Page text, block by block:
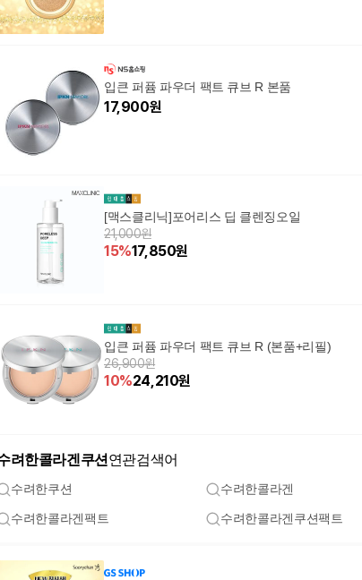
입큰 퍼퓸 파우더 팩트 큐브 R 본품
17,900원
[맥스클리닉]포어리스 딥 클렌징오일
21,000원
15%17,850원
입큰 퍼퓸 파우더 팩트 큐브 R (본품+리필)
26,900원
10%24,210원
려한콜라겐쿠션 연관검색어
수려한쿠션 수려한콜라겐
수려한콜라겐팩트 수려한콜라겐쿠션팩트